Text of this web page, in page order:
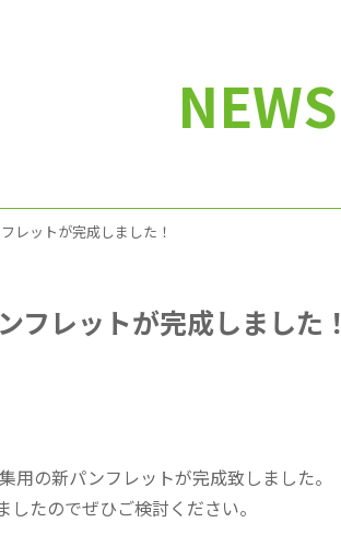
NEWS
レットが完成しました！
フレットが完成しました！
用の新パンフレットが完成致しました。
たのでぜひご検討ください。